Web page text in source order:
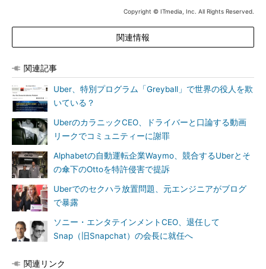
Copyright © ITmedia, Inc. All Rights Reserved.
関連情報
関連記事
Uber、特別プログラム「Greyball」で世界の役人を欺
いている？
UberのカラニックCEO、ドライバーと口論する動画
リークでコミュニティーに謝罪
Alphabetの自動運転企業Waymo、競合するUberとそ
の傘下のOttoを特許侵害で提訴
Uberでのセクハラ放置問題、元エンジニアがブログ
で暴露
ソニー・エンタテインメントCEO、退任して
Snap（旧Snapchat）の会長に就任へ
関連リンク